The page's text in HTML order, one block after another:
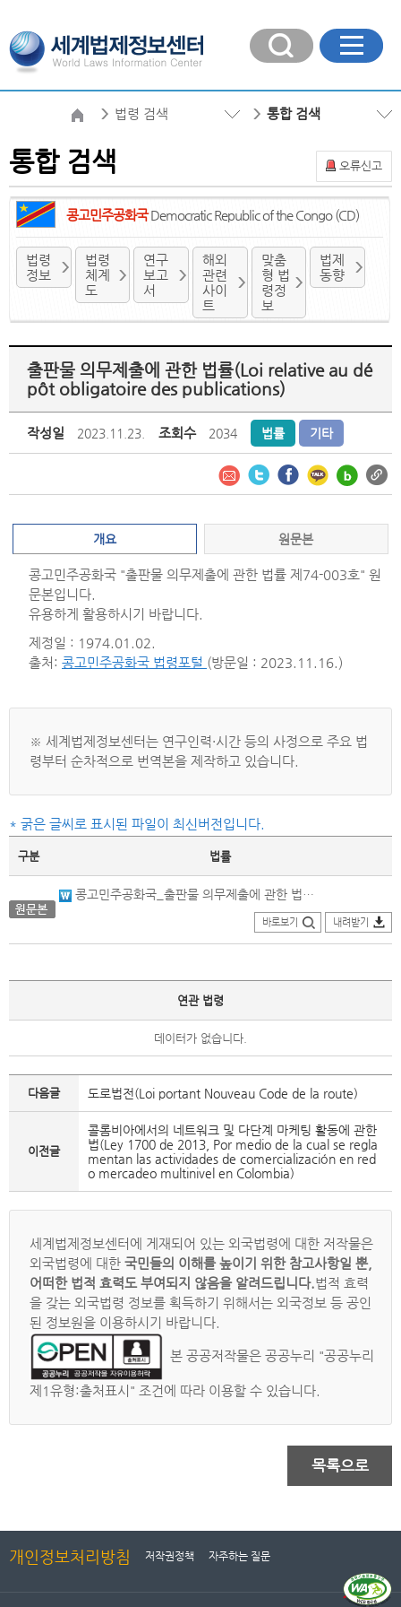
법령 검색 통합 검색
오류신고
통합 검색
콩고민주공화국Democratic Republic of the Congo (CD)
법령
정보
법령
체계
도
연구
보고
서
해외
관련
사이
트
맞춤
형 법
령정
보
법제
동향
출판물 의무제출에 관한 법률(Loi relative au dé
pôt obligatoire des publications)
작성일 2023.11.23. 조회수 2034 법률 기타
개요 원문본
콩고민주공화국 "출판물 의무제출에 관한 법률 제74-003호" 원
문본입니다.
유용하게 활용하시기 바랍니다.
제정일 : 1974.01.02.
출처: 콩고민주공화국 법령포털 (방문일 : 2023.11.16.)
※ 세계법제정보센터는 연구인력·시간 등의 사정으로 주요 법
령부터 순차적으로 번역본을 제작하고 있습니다.
* 굵은 글씨로 표시된 파일이 최신버전입니다.
구분 법률
콩고민주공화국_출판물 의무제출에 관한 법률_원문본(1974.01.02.제정).docx
바로보기 내려받기
연관 법령
데이터가 없습니다.
다음글 도로법전(Loi portant Nouveau Code de la route)
이전글
콜롬비아에서의 네트워크 및 다단계 마케팅 활동에 관한
법(Ley 1700 de 2013, Por medio de la cual se regla
mentan las actividades de comercialización en red
o mercadeo multinivel en Colombia)
세계법제정보센터에 게재되어 있는 외국법령에 대한 저작물은
외국법령에 대한 국민들의 이해를 높이기 위한 참고사항일 뿐,
어떠한 법적 효력도 부여되지 않음을 알려드립니다.법적 효력
을 갖는 외국법령 정보를 획득하기 위해서는 외국정보 등 공인
된 정보원을 이용하시기 바랍니다.
본 공공저작물은 공공누리 "공공누리
제1유형:출처표시" 조건에 따라 이용할 수 있습니다.
목록으로
개인정보처리방침 저작권정책 자주하는 질문